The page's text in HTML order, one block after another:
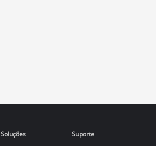
Soluções
Suporte